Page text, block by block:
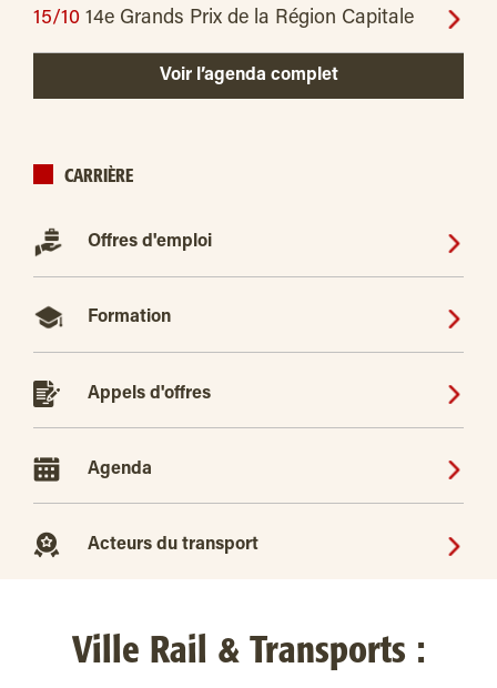
15/10 14e Grands Prix de la Région Capitale
Voir l’agenda complet
CARRIÈRE
Offres d'emploi
Formation
Appels d'offres
Agenda
Acteurs du transport
Ville Rail & Transports :